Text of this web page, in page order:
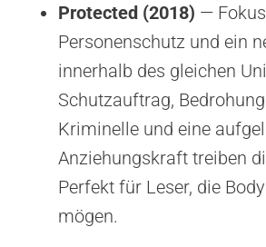
Protected (2018) —
Personenschutz und ein
innerhalb des gleichen
Schutzauftrag,
Kriminelle und eine
Anziehungskraft treiben
Perfekt für Leser, die
mögen.